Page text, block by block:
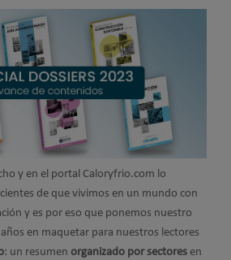
y en el portal Caloryfrio.com lo
de que vivimos en un mundo con
y es por eso que ponemos nuestro
en maquetar para nuestros lectores
: un resumen organizado por sectores en